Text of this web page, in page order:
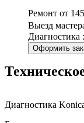
Ремонт от
Выезд
Диагностика
Оформить
Диагностика